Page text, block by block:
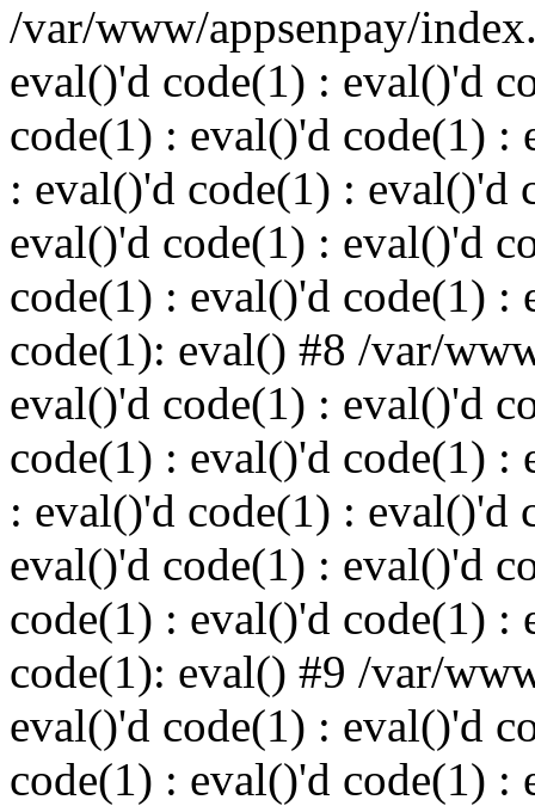
/var/www/appsenpay/
eval()'d code(1) : eval()'d
code(1) : eval()'d code(1) :
: eval()'d code(1) : eval()'d
eval()'d code(1) : eval()'d
code(1) : eval()'d code(1) :
code(1): eval() #8 /var/
eval()'d code(1) : eval()'d
code(1) : eval()'d code(1) :
: eval()'d code(1) : eval()'d
eval()'d code(1) : eval()'d
code(1) : eval()'d code(1) :
code(1): eval() #9 /var/
eval()'d code(1) : eval()'d
code(1) : eval()'d code(1) :